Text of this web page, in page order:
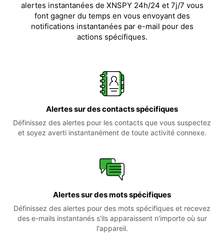
alertes instantanées de XNSPY 24h/24 et 7j/7 vous
font gagner du temps en vous envoyant des
notifications instantanées par e-mail pour des
actions spécifiques.
Alertes sur des contacts spécifiques
Définissez des alertes pour les contacts que vous suspectez
et soyez averti instantanément de toute activité connexe.
Alertes sur des mots spécifiques
Définissez des alertes pour des mots spécifiques et recevez
des e-mails instantanés s'ils apparaissent n'importe où sur
l'appareil.